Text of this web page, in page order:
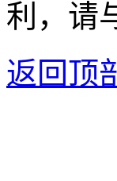
利，请
返回顶